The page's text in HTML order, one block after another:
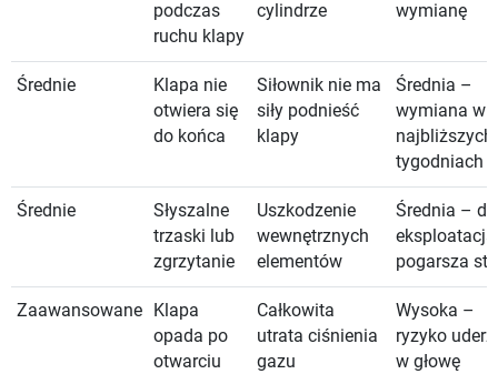
podczas
ruchu klapy
cylindrze
wymianę
Średnie
Klapa nie
otwiera się
do końca
Siłownik nie ma
siły podnieść
klapy
Średnia –
wymiana w
najbliższych
tygodniach
Średnie
Słyszalne
trzaski lub
zgrzytanie
Uszkodzenie
wewnętrznych
elementów
Średnia –
eksploatacja
pogarsza
Zaawansowane
Klapa
opada po
otwarciu
Całkowita
utrata ciśnienia
gazu
Wysoka –
ryzyko
w głowę